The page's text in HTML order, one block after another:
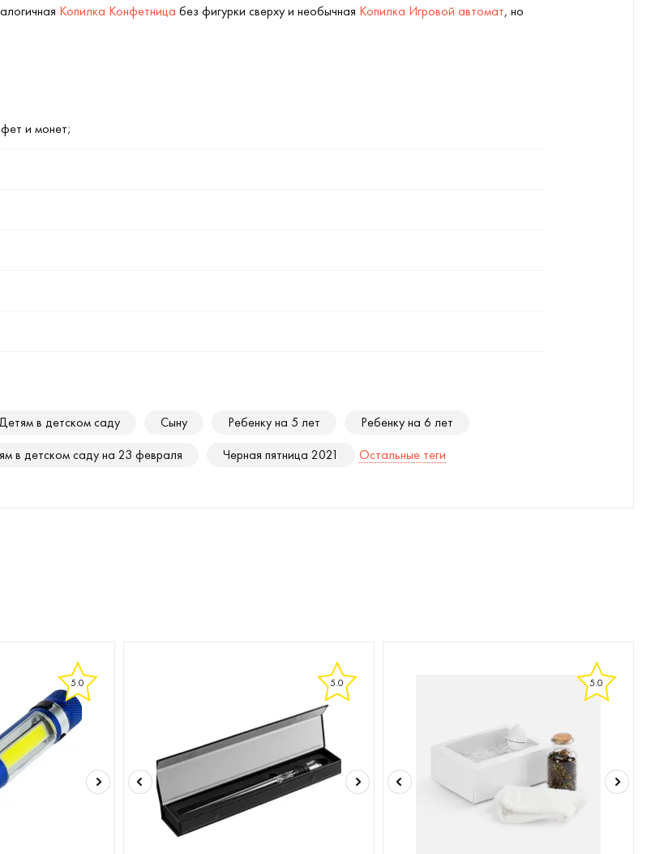
Копилка Конфетница без фигурки сверху и необычная Копилка Игровой автомат, но
и монет;
в детском саду Сыну Ребенку на 5 лет
Ребенку на 6 лет
в детском саду на 23 февраля Черная пятница 2021 Остальные теги
5.0 5.0 5.0